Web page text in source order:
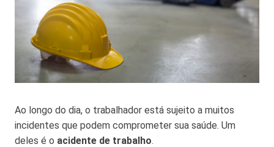
Ao longo do dia, o trabalhador está sujeito a muitos
incidentes que podem comprometer sua saúde. Um
deles é o acidente de trabalho.